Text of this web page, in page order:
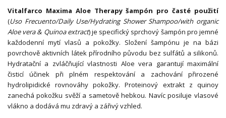
Vitalfarco Maxima Aloe Therapy šampón pro časté použití
(Uso Frecuento/Daily Use/Hydrating Shower Shampoo/with organic
Aloe vera & Quinoa extract) je specifický sprchový šampón pro jemné
každodenní mytí vlasů a pokožky. Složení šampónu je na bázi
povrchově aktivních látek přírodního původu bez sulfátů a silikonů.
Hydratační a zvláčňující vlastnosti Aloe vera garantují maximální
čisticí účinek při plném respektování a zachování přirozené
hydrolipidické rovnováhy pokožky. Proteinový extrakt z quinoy
zanechá pokožku svěží a sametově hebkou. Navíc posiluje vlasové
vlákno a dodává mu zdravý a zářivý vzhled.